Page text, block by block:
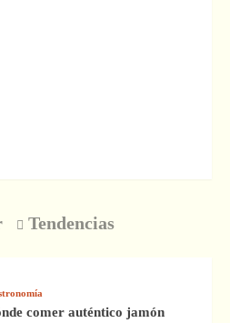
Tendencias
comer auténtico jamón